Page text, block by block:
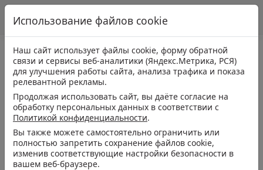
Использование файлов cookie
Наш сайт использует файлы cookie, форму обратной
связи и сервисы веб-аналитики (Яндекс.Метрика, РСЯ)
для улучшения работы сайта, анализа трафика и показа
релевантной рекламы.
Продолжая использовать сайт, вы даёте согласие на
обработку персональных данных в соответствии с
Политикой конфиденциальности.
Вы также можете самостоятельно ограничить или
полностью запретить сохранение файлов cookie,
изменив соответствующие настройки безопасности в
вашем веб-браузере.